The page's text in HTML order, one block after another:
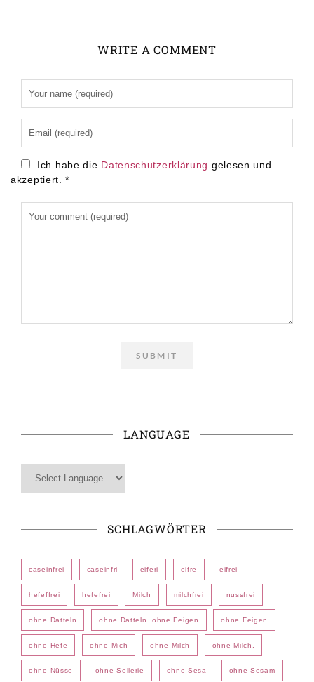
WRITE A COMMENT
Ich habe die Datenschutzerklärung gelesen und
akzeptiert.
*
LANGUAGE
SCHLAGWÖRTER
caseinfrei caseinfri eiferi eifre eifrei
hefeffrei hefefrei Milch milchfrei nussfrei
ohne Datteln ohne Datteln. ohne Feigen ohne Feigen
ohne Hefe ohne Mich ohne Milch ohne Milch.
ohne Nüsse ohne Sellerie ohne Sesa ohne Sesam